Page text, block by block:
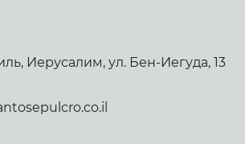
Иерусалим, ул. Бен-Иегуда, 13